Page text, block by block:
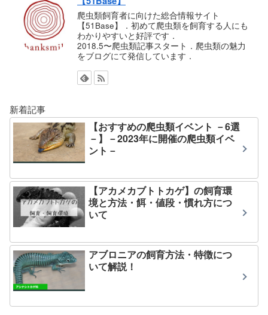
爬虫類飼育者に向けた総合情報サイト
【51Base】．初めて爬虫類を飼育する人にも
わかりやすいと好評です．
2018.5〜爬虫類記事スタート．爬虫類の魅力
をブログにて発信しています．
新着記事
【おすすめの爬虫類イベント －6選
－】－2023年に開催の爬虫類イベ
ント－
【アカメカブトトカゲ】の飼育環
境と方法・餌・値段・慣れ方につ
いて
アブロニアの飼育方法・特徴につ
いて解説！